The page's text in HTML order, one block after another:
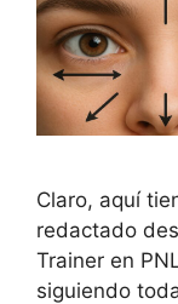
Claro, aquí
redactado
Trainer en
siguiendo